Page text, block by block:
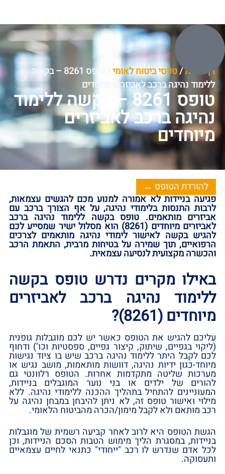
דף הבית/טפסי ביטוח לאומי
טופס 8261 – בקשה
ללימוד נהיגה ברכב לאביזרים מיוחדים
טופס 8261 – בקשה ללימוד
נהיגה ברכב לאביזרים
מיוחדים
להורדת הטופס ←
פגיעה בניידות לא אמורה למנוע מכם להגשים עצמאות,
לרבות התנסות בלימודי נהיגה, על אף הצורך ברכב עם
אביזרים מותאמים. טופס בקשה ללימוד נהיגה ברכב
לאביזרים מיוחדים (8261) הוא מסלול ישיר שמסייע לכם
להגיש בקשה לאישור לימודי נהיגה מותאמים לצרכים
הרפואיים, תוך שמירה על בטיחות מרבית, התאמת הרכב
והכשרה מקצועית לנסיעה עצמאית.
באילו מקרים נדרש טופס בקשה
ללימוד נהיגה ברכב לאביזרים
מיוחדים (8261)?
עליכם להגיש את הטופס כאשר יש לכם מוגבלות גופנית
(ליקוי בגפיים, שיתוק, קיצור גפיים, ספסטיות וכו’) ודחוף
לכם לקבל היתר ללימוד נהיגה ברכב שיש בו ציוד נגישות
מיוחד-כגון ידיות נהיגה, דוושות מותאמות, מושב נגיש או
מערכות שליטה מתקדמות אחרות. הטופס רלוונטי גם
להורים של ילדים או בני נוער המוגבלים בניידות,
המעוניינים להתחיל בתהליך ההכנה ללימודי נהיגה. ללא
מילוי ואישור טופס זה, לא ניתן להיבחן במבחן נהיגה על
רכב מותאם ולא לקבל מימון/הכרה מהביטוח הלאומי.
הגשת הטופס היא לרוב לאחר קביעה רשמית של מוגבלות
בניידות, במסגרת הליך מימוש הטבות הסכם הניידות, וכן
לכל אדם שנדרש לו רכב "ייחודי" כתנאי לחיים עצמאיים
ותעסוקה.